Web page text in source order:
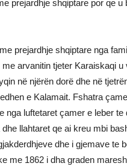
prejardhje shqiptare por qe u
prejardhje shqiptare nga
arvanitin tjeter Karaiskaqi u
në njërën dorë dhe në
e Kalamait. Fshatra
nga luftetaret çamer e leber te
llahtaret qe ai kreu mbi
dhe i gjemave te
me 1862 i dha graden